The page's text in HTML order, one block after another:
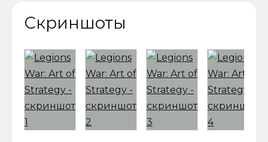
Скриншоты